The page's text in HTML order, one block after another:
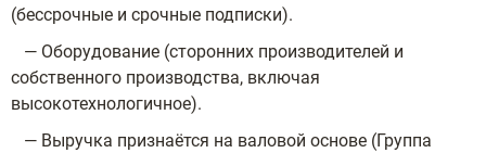
(бессрочные и срочные подписки).
— Оборудование (сторонних производителей и
собственного производства, включая
высокотехнологичное).
— Выручка признаётся на валовой основе (Группа